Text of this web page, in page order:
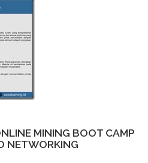
MINING BOOT CAMP
NETWORKING